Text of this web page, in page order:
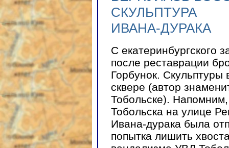
СКУЛЬПТУРА
ИВАНА-ДУРАКА
С екатеринбургского
после реставрации
Горбунок.
сквере (автор
Тобольске).
Тобольска на улице
Ивана-дурака была
попытка лишить